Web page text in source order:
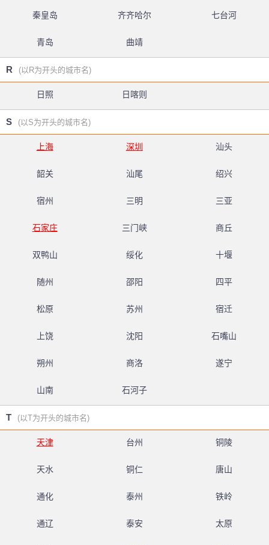
秦皇岛 齐齐哈尔 七台河
青岛 曲靖
R (以R为开头的城市名)
日照 日喀则
S (以S为开头的城市名)
上海 深圳 汕头
韶关 汕尾 绍兴
宿州 三明 三亚
石家庄 三门峡 商丘
双鸭山 绥化 十堰
随州 邵阳 四平
松原 苏州 宿迁
上饶 沈阳 石嘴山
朔州 商洛 遂宁
山南 石河子
T (以T为开头的城市名)
天津 台州 铜陵
天水 铜仁 唐山
通化 泰州 铁岭
通辽 泰安 太原